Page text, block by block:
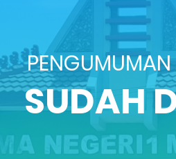
PENGUMUMAN
SUDAH